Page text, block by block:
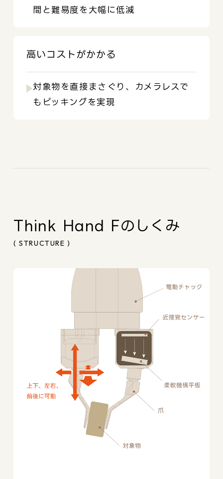
間と難易度を大幅に低減
高いコストがかかる
対象物を直接まさぐり、カメラレスで
もピッキングを実現
Think Hand Fのしくみ
( STRUCTURE )